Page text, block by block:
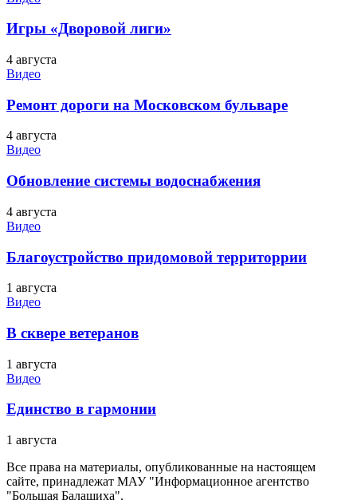
Игры «Дворовой лиги»
4 августа
Видео
Ремонт дороги на Московском бульваре
4 августа
Видео
Обновление системы водоснабжения
4 августа
Видео
Благоустройство придомовой территоррии
1 августа
Видео
В сквере ветеранов
1 августа
Видео
Единство в гармонии
1 августа
Все права на материалы, опубликованные на настоящем
сайте, принадлежат МАУ "Информационное агентство
"Большая Балашиха".